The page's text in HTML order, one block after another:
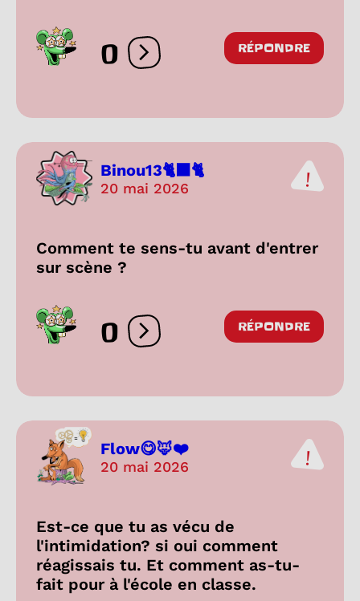
0 Ouvrir les réactions
RÉPONDRE
Binou13🐈‍⬛🐈
20 mai 2026
Comment te sens-tu avant d'entrer
sur scène ?
0 Ouvrir les réactions
RÉPONDRE
Flow😋🦊❤️
20 mai 2026
Est-ce que tu as vécu de
l'intimidation? si oui comment
réagissais tu. Et comment as-tu-
fait pour à l'école en classe.